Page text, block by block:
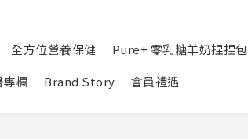
全方位營養保健 Pure+ 零乳糖羊奶捏捏包
專欄 Brand Story 會員禮遇